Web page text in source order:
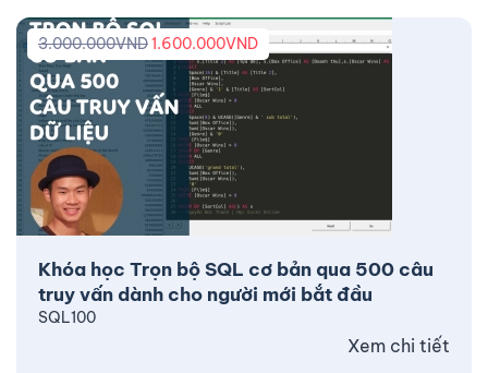
Khóa học Trọn bộ SQL cơ bản qua 500 câu
truy vấn dành cho người mới bắt đầu
3.000.000VND1.600.000VND
SQL100
Xem chi tiết